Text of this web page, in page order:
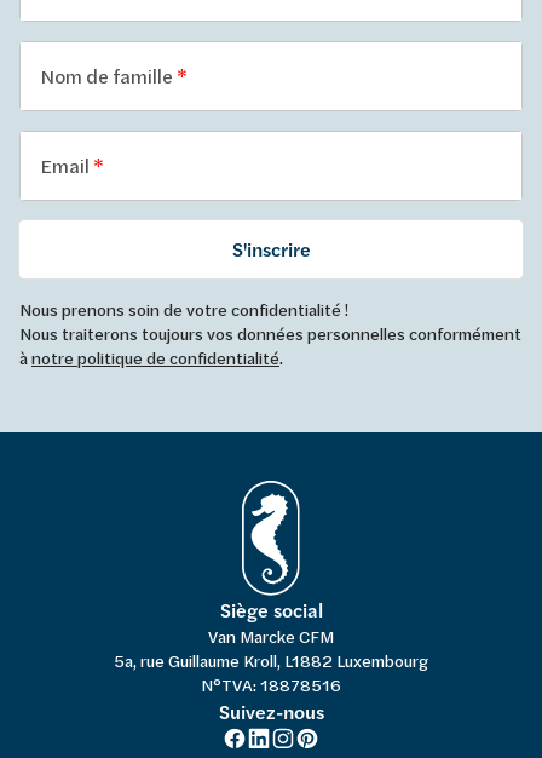
Nom de famille
Email
S'inscrire
Nous prenons soin de votre confidentialité !
Nous traiterons toujours vos données personnelles conformément
ànotre politique de confidentialité.
Siège social
Van Marcke CFM
5a, rue Guillaume Kroll, L1882 Luxembourg
N°TVA: 18878516
Suivez-nous